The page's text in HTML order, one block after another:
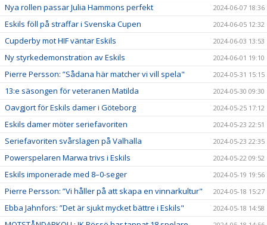
Nya rollen passar Julia Hammons perfekt 2024-06-07 18:36
Eskils föll på straffar i Svenska Cupen 2024-06-05 12:32
Cupderby mot HIF väntar Eskils 2024-06-03 13:53
Ny styrkedemonstration av Eskils 2024-06-01 19:10
Pierre Persson: ”Sådana här matcher vi vill spela" 2024-05-31 15:15
13:e säsongen för veteranen Matilda 2024-05-30 09:30
Oavgjort för Eskils damer i Göteborg 2024-05-25 17:12
Eskils damer möter seriefavoriten 2024-05-23 22:51
Seriefavoriten svårslagen på Valhalla 2024-05-23 22:35
Powerspelaren Marwa trivs i Eskils 2024-05-22 09:52
Eskils imponerade med 8–0-seger 2024-05-19 19:56
Pierre Persson: ”Vi håller på att skapa en vinnarkultur" 2024-05-18 15:27
Ebba Jahnfors: ”Det är sjukt mycket bättre i Eskils" 2024-05-18 14:58